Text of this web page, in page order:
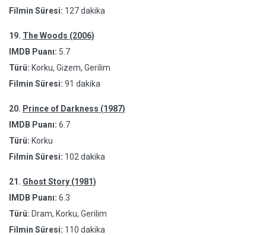
Filmin Süresi: 127 dakika
19. The Woods (2006)
IMDB Puanı: 5.7
Türü: Korku, Gizem, Gerilim
Filmin Süresi: 91 dakika
20. Prince of Darkness (1987)
IMDB Puanı: 6.7
Türü: Korku
Filmin Süresi: 102 dakika
21. Ghost Story (1981)
IMDB Puanı: 6.3
Türü: Dram, Korku, Gerilim
Filmin Süresi: 110 dakika